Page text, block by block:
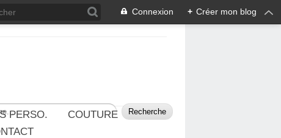
Connexion + Créer mon blog
PERSO.
COUTURE